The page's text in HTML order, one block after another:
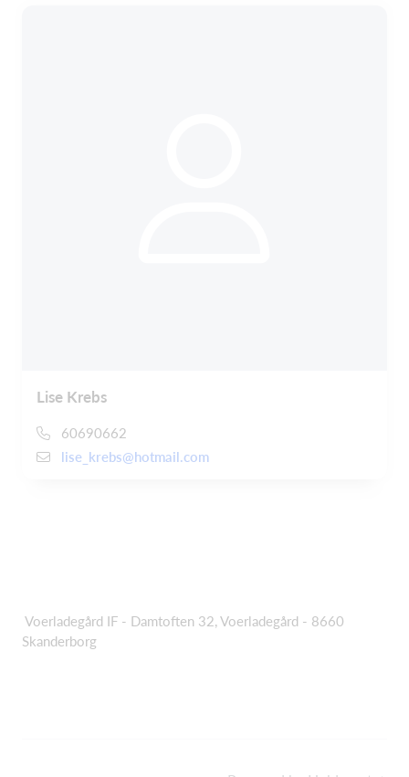
Lise Krebs
60690662
lise_krebs@hotmail.com
Voerladegård IF - Damtoften 32, Voerladegård - 8660
Skanderborg